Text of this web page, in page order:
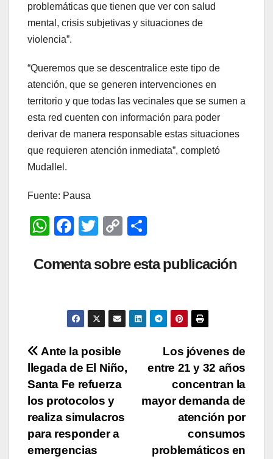
problemáticas que tienen que ver con salud
mental, crisis subjetivas y situaciones de
violencia”.
“Queremos que se descentralice este tipo de
atención, que se generen intervenciones en
territorio y que todas las vecinales que se sumen a
esta red cuenten con información para poder
derivar de manera responsable estas situaciones
que requieren atención inmediata”, completó
Mudallel.
Fuente: Pausa
W
at
p
F
c
b
o
k
T
tt
C
p
Li
n
m
ar
tir
Comenta sobre esta publicación
Navegación
de
entradas
Los jóvenes de
entre 21 y 32 años
concentran la
mayor demanda de
atención por
consumos
problemáticos en
Ante la posible
llegada de El Niño,
Santa Fe refuerza
los protocolos y
realiza simulacros
para responder a
emergencias